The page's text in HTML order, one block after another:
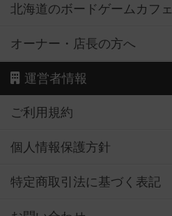
北海道のボードゲームカフェ
オーナー・店長の方へ
運営者情報
ご利用規約
個人情報保護方針
特定商取引法に基づく表記